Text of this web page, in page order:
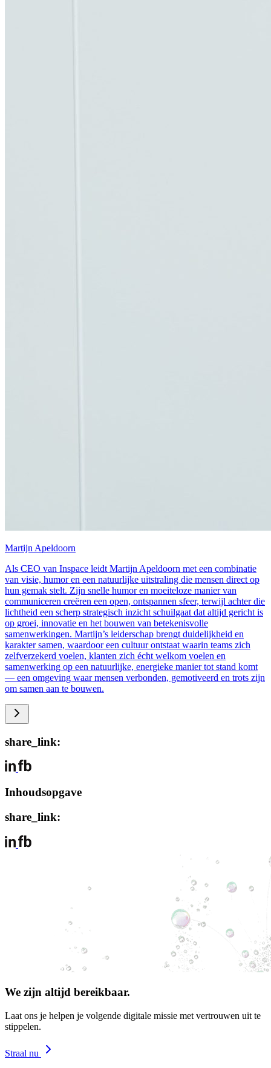
Martijn Apeldoorn
Als CEO van Inspace leidt Martijn Apeldoorn met een combinatie
van visie, humor en een natuurlijke uitstraling die mensen direct op
hun gemak stelt. Zijn snelle humor en moeiteloze manier van
communiceren creëren een open, ontspannen sfeer, terwijl achter die
lichtheid een scherp strategisch inzicht schuilgaat dat altijd gericht is
op groei, innovatie en het bouwen van betekenisvolle
samenwerkingen. Martijn’s leiderschap brengt duidelijkheid en
karakter samen, waardoor een cultuur ontstaat waarin teams zich
zelfverzekerd voelen, klanten zich écht welkom voelen en
samenwerking op een natuurlijke, energieke manier tot stand komt
— een omgeving waar mensen verbonden, gemotiveerd en trots zijn
om samen aan te bouwen.
share_link:
Inhoudsopgave
share_link:
We zijn altijd bereikbaar.
Laat ons je helpen je volgende digitale missie met vertrouwen uit te
stippelen.
Straal nu